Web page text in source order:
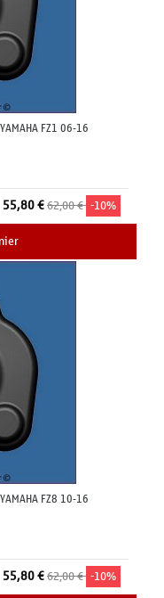
FZ1 06-16
55,80 €62,00 € -10%
FZ8 10-16
55,80 €62,00 € -10%